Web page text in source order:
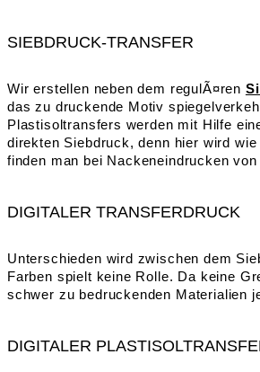
SIEBDRUCK-TRANSFER
Wir erstellen neben dem regulÃ¤ren
das zu druckende Motiv
Plastisoltransfers werden mit Hilfe
direkten Siebdruck, denn hier wird
finden man bei Nackeneindrucken
DIGITALER TRANSFERDRUCK
Unterschieden wird zwischen dem
Farben spielt keine Rolle. Da keine
schwer zu bedruckenden Materialien
DIGITALER